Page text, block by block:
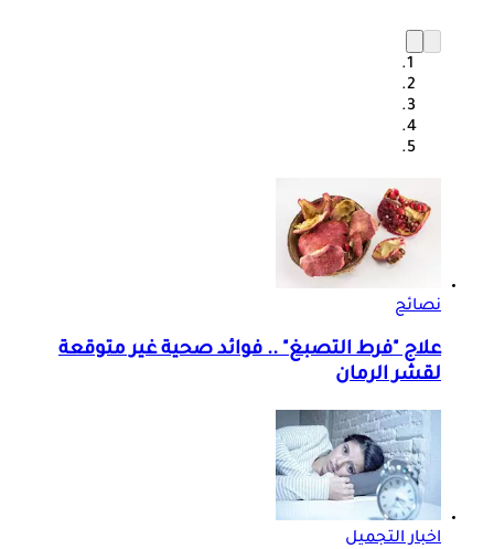
نصائح
علاج "فرط التصبغ" .. فوائد صحية غير متوقعة
لقشر الرمان
اخبار التجميل